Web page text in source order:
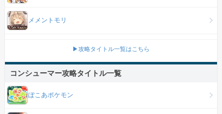
メメントモリ
▶攻略タイトル一覧はこちら
コンシューマー攻略タイトル一覧
ぽこあポケモン